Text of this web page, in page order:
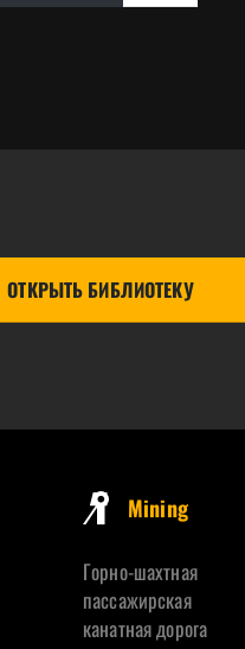
ОТКРЫТЬ БИБЛИОТЕКУ
Mining
Горно-шахтная
пассажирская
канатная дорога